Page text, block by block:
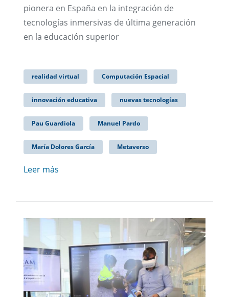
pionera en España en la integración de
tecnologías inmersivas de última generación
en la educación superior
realidad virtual Computación Espacial
innovación educativa nuevas tecnologías
Pau Guardiola Manuel Pardo
María Dolores García Metaverso
Leer más